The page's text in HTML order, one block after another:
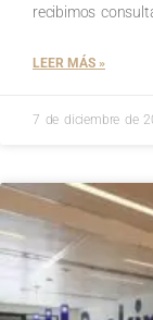
recibimos
LEER MÁS »
7 de diciembre de